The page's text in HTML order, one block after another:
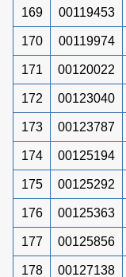
169 00119453
170 00119974
171 00120022
172 00123040
173 00123787
174 00125194
175 00125292
176 00125363
177 00125856
178 00127138